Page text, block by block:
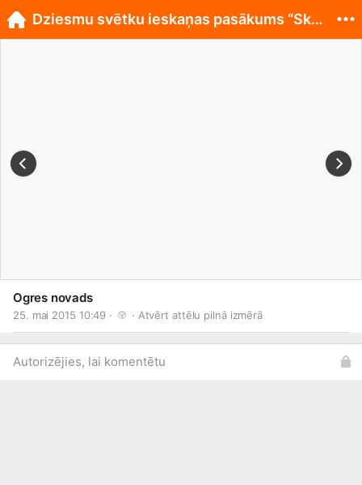
Ogres novads
25. mai 2015 10:49 · · Atvērt attēlu pilnā izmērā
Autorizējies, lai komentētu
Dziesmu svētku ieskaņas pasākums “Skola pilsētā”